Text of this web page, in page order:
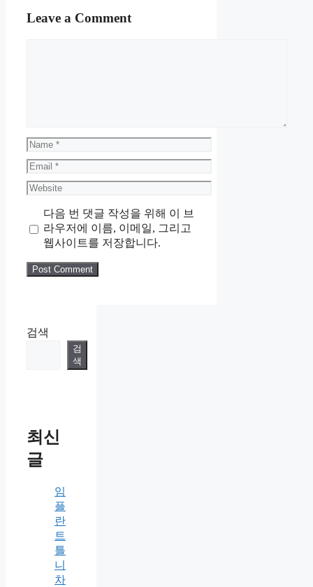
Leave a Comment
Name
Email
Website
다음 번 댓글 작성을 위해 이 브
라우저에 이름, 이메일, 그리고
웹사이트를 저장합니다.
검색
검
색
최신
글
임
플
란
트
틀
니
차